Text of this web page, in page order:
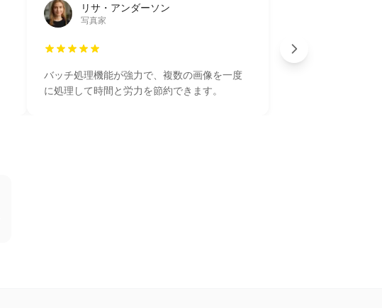
リサ・アンダーソン
写真家
バッチ処理機能が強力で、複数の画像を一度
に処理して時間と労力を節約できます。